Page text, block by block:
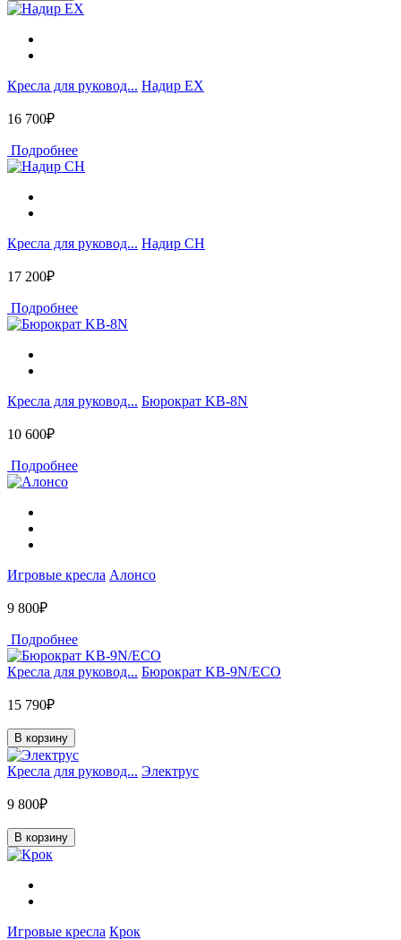
Кресла для руковод... Надир EX
16 700₽
Подробнее
Кресла для руковод... Надир CH
17 200₽
Подробнее
Кресла для руковод... Бюрократ KB-8N
10 600₽
Подробнее
Игровые кресла Алонсо
9 800₽
Подробнее
Кресла для руковод... Бюрократ KB-9N/ECO
15 790₽
В корзину
Кресла для руковод... Электрус
9 800₽
В корзину
Игровые кресла Крок